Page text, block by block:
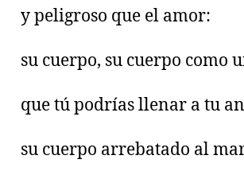
y peligroso que el amor:
su cuerpo, su cuerpo como
que tú podrías llenar a tu
su cuerpo arrebatado al